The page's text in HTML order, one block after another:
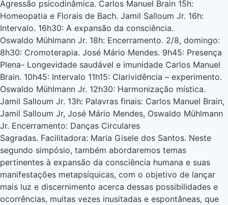
Agressão psicodinâmica. Carlos Manuel Brain 15h:
Homeopatia e Florais de Bach. Jamil Salloum Jr. 16h:
Intervalo. 16h30: A expansão da consciência.
Oswaldo Mühlmann Jr. 18h: Encerramento. 2/8, domingo:
8h30: Cromoterapia. José Mário Mendes. 9h45: Presença
Plena- Longevidade saudável e imunidade Carlos Manuel
Brain. 10h45: Intervalo 11h15: Clarividência – experimento.
Oswaldo Mühlmann Jr. 12h30: Harmonização mística.
Jamil Salloum Jr. 13h: Palavras finais: Carlos Manuel Brain,
Jamil Salloum Jr, José Mário Mendes, Oswaldo Mühlmann
Jr. Encerramento: Danças Circulares
Sagradas. Facilitadora: Maria Gisele dos Santos. Neste
segundo simpósio, também abordaremos temas
pertinentes à expansão da consciência humana e suas
manifestações metapsíquicas, com o objetivo de lançar
mais luz e discernimento acerca dessas possibilidades e
ocorrências, muitas vezes inusitadas e espontâneas, que